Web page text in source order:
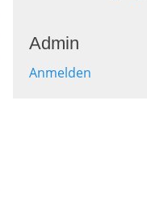
Admin
Anmelden